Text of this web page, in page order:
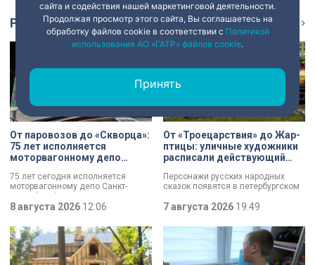
Репортаж
От паровозов до «Скворца»:
75 лет исполняется
моторвагонному депо
Финляндский
75 лет сегодня исполняется
моторвагонному депо Санкт-
Петербург-Финляндский.
Появление этого объекта для
железной дороги стало поистине
знаковым: паровозы уступили
место электричкам. Изначально
выполняли 13 пар рейсов, сейчас
— почти в 20 раз больше. В парке
8 августа 2026 12:06
От «Троецарствия» до Жар-
птицы: уличные художники
расписали действующий
Персонажи русских народных
сказок появятся в петербургском
«Выборгское» завершился
масштабный съезд лучших
уличных художников страны — от
Краснодара до Владивостока.
Мастерам передали в полное
распоряжение шесть
7 августа 2026 19:49
сайта и содействия нашей маркетинговой деятельности.
Продолжая просмотр этого сайта, Вы соглашаетесь на
обработку файлов cookie в соответствии с Политикой
использования АО «ГАТР» файлов cookie.
Принять